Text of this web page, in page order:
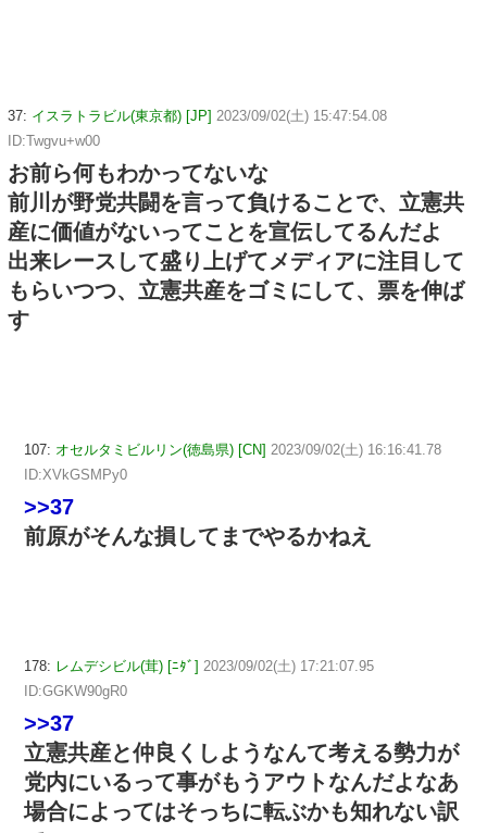
37: イスラトラビル(東京都) [JP] 2023/09/02(土) 15:47:54.08
ID:Twgvu+w00
お前ら何もわかってないな
前川が野党共闘を言って負けることで、立憲共
産に価値がないってことを宣伝してるんだよ
出来レースして盛り上げてメディアに注目して
もらいつつ、立憲共産をゴミにして、票を伸ば
す
107: オセルタミビルリン(徳島県) [CN] 2023/09/02(土) 16:16:41.78
ID:XVkGSMPy0
>>37
前原がそんな損してまでやるかねえ
178: レムデシビル(茸) [ﾆﾀﾞ] 2023/09/02(土) 17:21:07.95
ID:GGKW90gR0
>>37
立憲共産と仲良くしようなんて考える勢力が
党内にいるって事がもうアウトなんだよなあ
場合によってはそっちに転ぶかも知れない訳